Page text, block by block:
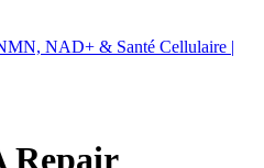
NAD+ & Santé Cellulaire |
Repair